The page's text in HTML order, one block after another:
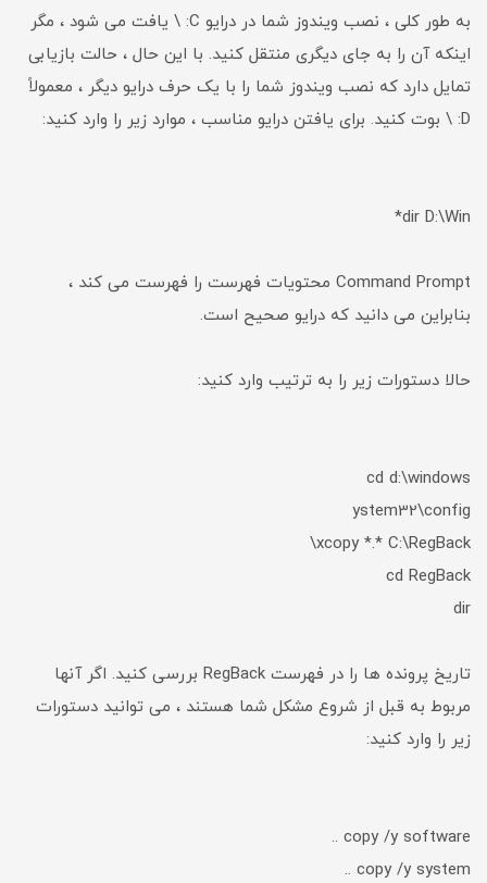
به طور کلی ، نصب ویندوز شما در درایو C: \ یافت می شود ، مگر
اینکه آن را به جای دیگری منتقل کنید. با این حال ، حالت بازیابی
تمایل دارد که نصب ویندوز شما را با یک حرف درایو دیگر ، معمولاً
D: \ بوت کنید. برای یافتن درایو مناسب ، موارد زیر را وارد کنید:
dir D:\Win*
Command Prompt محتویات فهرست را فهرست می کند ،
بنابراین می دانید که درایو صحیح است.
حالا دستورات زیر را به ترتیب وارد کنید:
cd d:\windows
ystem32\config
xcopy *.* C:\RegBack\
cd RegBack
dir
تاریخ پرونده ها را در فهرست RegBack بررسی کنید. اگر آنها
مربوط به قبل از شروع مشکل شما هستند ، می توانید دستورات
زیر را وارد کنید:
copy /y software ..
copy /y system ..